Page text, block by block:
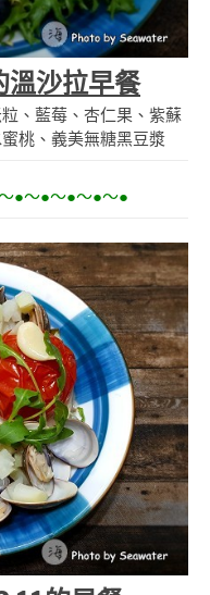
沙拉早餐
、藍莓、杏仁果、紫蘇
桃、義美無糖黑豆漿
●～●～●～●～●